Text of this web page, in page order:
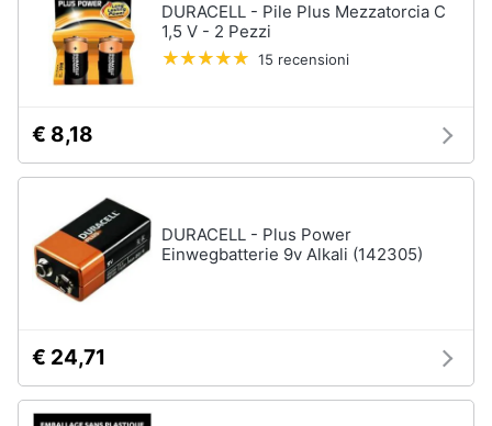
DURACELL - Pile Plus Mezzatorcia C
1,5 V - 2 Pezzi
15 recensioni
€ 8,18
DURACELL - Plus Power
Einwegbatterie 9v Alkali (142305)
€ 24,71